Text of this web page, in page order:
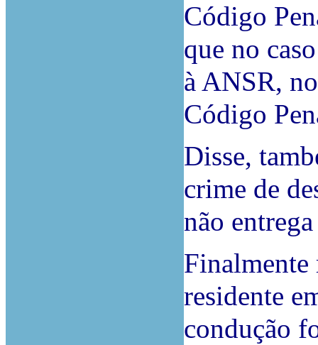
Código
que no
à ANSR,
Código
Disse,
crime de
não
Finalmente
residente
condução